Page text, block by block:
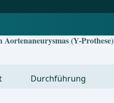
(Y-Prothese)
Durchführung